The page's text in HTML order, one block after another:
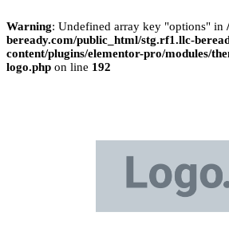
Warning: Undefined array key "options" in
beready.com/public_html/stg.rf1.llc-
content/plugins/elementor-pro/modules/
logo.php on line 192